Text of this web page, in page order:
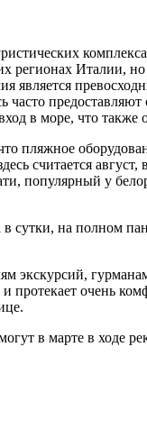
регионах Италии,
является
часто
в море, что также
пляжное
считается
у
сутки, на полном
очень
в марте в ходе